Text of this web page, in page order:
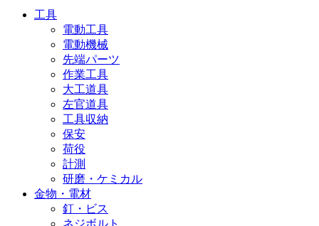
工具
電動工具
電動機械
先端パーツ
作業工具
大工道具
左官道具
工具収納
保安
荷役
計測
研磨・ケミカル
金物・電材
釘・ビス
ネジボルト